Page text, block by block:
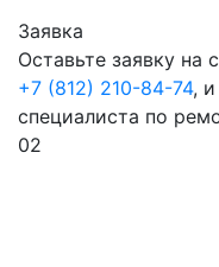
Заявка
Оставьте заявку на
+7 (812) 210-84-74,
специалиста по
02